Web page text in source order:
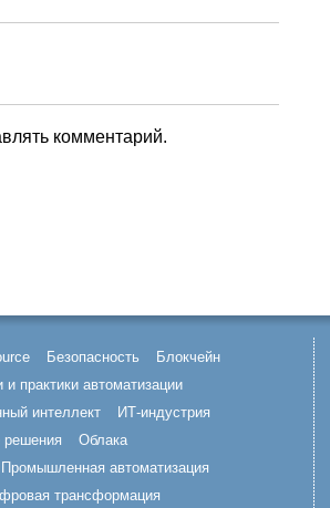
комментарий.
Безопасность
Блокчейн
и практики автоматизации
интеллект
ИТ-индустрия
Облака
Промышленная автоматизация
трансформация